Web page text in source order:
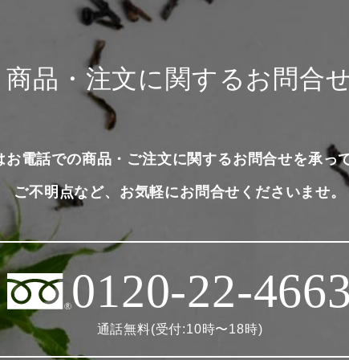
商品・注文に関するお問合
お電話での商品・ご注文に関するお問合せを承っ
ご不明点など、お気軽にお問合せくださいませ。
0120-22-4663
通話無料(受付:10時〜18時)